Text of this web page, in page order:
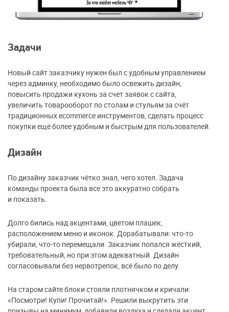
Задачи
Новый сайт заказчику нужен был с удобным управлением
через админку, необходимо было освежить дизайн,
повысить продажи кухонь за счет заявок с сайта,
увеличить товарооборот по столам и стульям за счёт
традиционных ecommerce инструментов, сделать процесс
покупки ещё более удобным и быстрым для пользователей.
Дизайн
По дизайну заказчик чётко знал, чего хотел. Задача
команды проекта была все это аккуратно собрать
и показать.
Долго бились над акцентами, цветом плашек,
расположением меню и иконок. Дорабатывали: что-то
убирали, что-то перемещали. Заказчик попался жёсткий,
требовательный, но при этом адекватный. Дизайн
согласовывали без нервотрепок, всё было по делу.
На старом сайте блоки стояли плотнячком и кричали:
«Посмотри! Купи! Прочитай!». Решили выкрутить эти